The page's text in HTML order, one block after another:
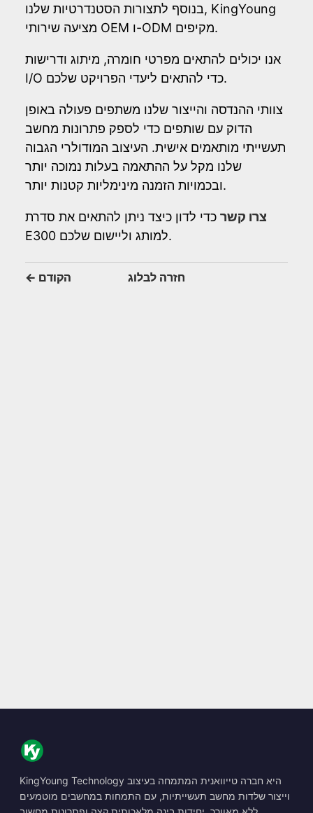
בנוסף לתצורות הסטנדרטיות שלנו, KingYoung
מציעה שירותי OEM ו-ODM מקיפים.
אנו יכולים להתאים מפרטי חומרה, מיתוג ודרישות
I/O כדי להתאים ליעדי הפרויקט שלכם.
צוותי ההנדסה והייצור שלנו משתפים פעולה באופן
הדוק עם שותפים כדי לספק פתרונות מחשב
תעשייתי מותאמים אישית. העיצוב המודולרי הגבוה
שלנו מקל על ההתאמה בעלות נמוכה יותר
ובכמויות הזמנה מינימליות קטנות יותר.
צרו קשר כדי לדון כיצד ניתן להתאים את סדרת
E300 למותג וליישום שלכם.
← הקודם חזרה לבלוג
KingYoung Technology היא חברה טייוואנית המתמחה בעיצוב
וייצור שלדות מחשב תעשייתיות, עם התמחות במחשבים מוטמעים